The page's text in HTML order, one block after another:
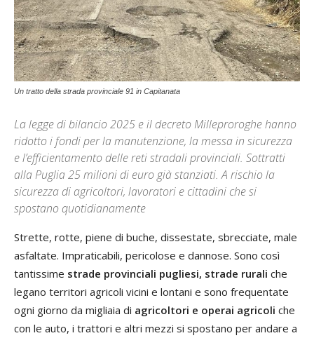
Un tratto della strada provinciale 91 in Capitanata
La legge di bilancio 2025 e il decreto Milleproroghe hanno
ridotto i fondi per la manutenzione, la messa in sicurezza
e l’efficientamento delle reti stradali provinciali. Sottratti
alla Puglia 25 milioni di euro già stanziati. A rischio la
sicurezza di agricoltori, lavoratori e cittadini che si
spostano quotidianamente
Strette, rotte, piene di buche, dissestate, sbrecciate, male
asfaltate. Impraticabili, pericolose e dannose. Sono così
tantissime strade provinciali pugliesi, strade rurali che
legano territori agricoli vicini e lontani e sono frequentate
ogni giorno da migliaia di agricoltori e operai agricoli che
con le auto, i trattori e altri mezzi si spostano per andare a